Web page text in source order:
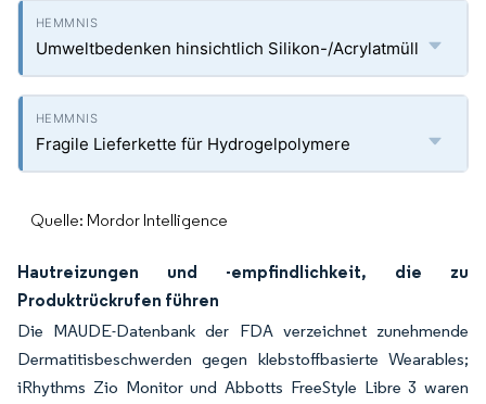
Umweltbedenken hinsichtlich Silikon-/Acrylatmüll
Fragile Lieferkette für Hydrogelpolymere
Quelle: Mordor Intelligence
Hautreizungen und -empfindlichkeit, die zu
Produktrückrufen führen
Die MAUDE-Datenbank der FDA verzeichnet zunehmende
Dermatitisbeschwerden gegen klebstoffbasierte Wearables;
iRhythms Zio Monitor und Abbotts FreeStyle Libre 3 waren